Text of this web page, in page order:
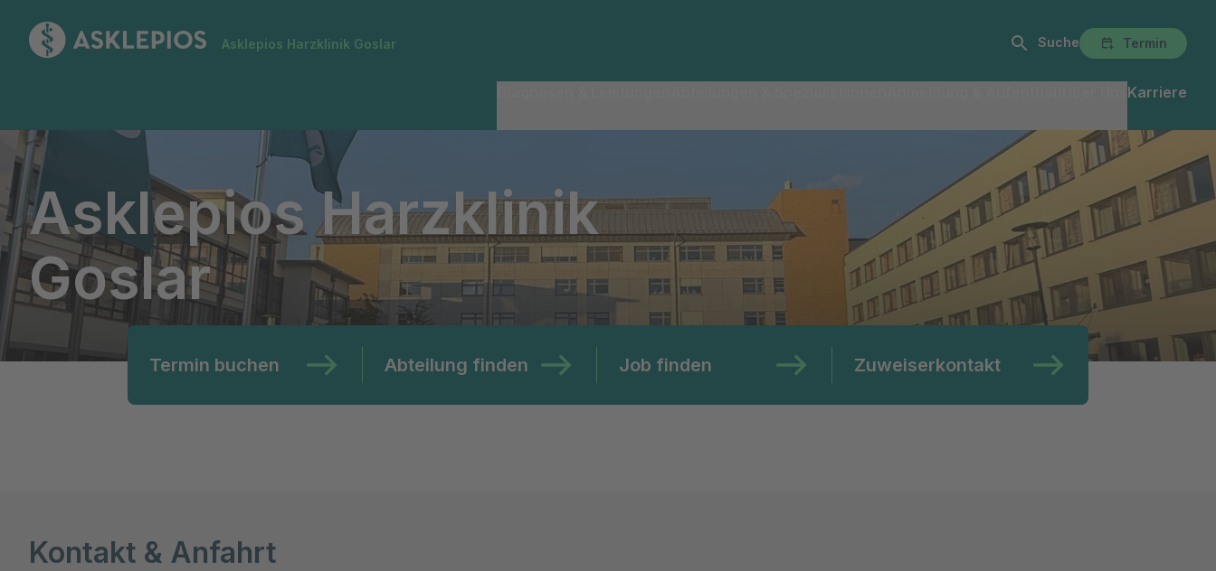
Asklepios Harzklinik Goslar Suche Termin
Karriere
Asklepios Harzklinik Goslar
Asklepios Harzklinik
Goslar
Termin buchen Abteilung finden Job finden Zuweiserkontakt
Kontakt & Anfahrt